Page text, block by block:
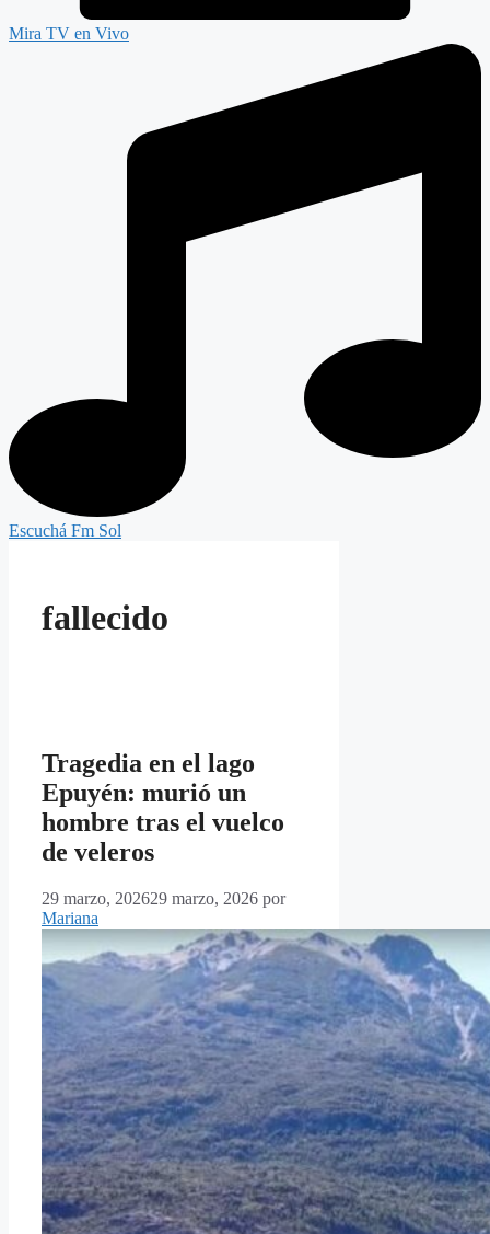
Mira TV en Vivo
Escuchá Fm Sol
fallecido
Tragedia en el lago
Epuyén: murió un
hombre tras el vuelco
de veleros
29 marzo, 202629 marzo, 2026 por
Mariana